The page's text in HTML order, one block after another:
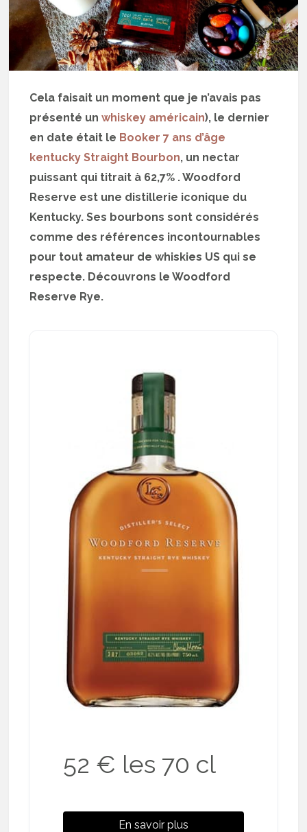
Cela faisait un moment que je n’avais pas
présenté unwhiskey américain), le dernier
en date était le Booker 7 ans d’âge
kentucky Straight Bourbon, un nectar
puissant qui titrait à 62,7% . Woodford
Reserve est une distillerie iconique du
Kentucky. Ses bourbons sont considérés
comme des références incontournables
pour tout amateur de whiskies US qui se
respecte. Découvrons le Woodford
Reserve Rye.
52 € les 70 cl
En savoir plus